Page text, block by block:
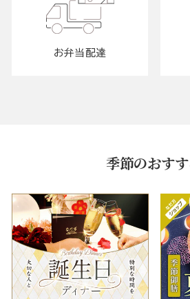
お弁当配達
季節のおす